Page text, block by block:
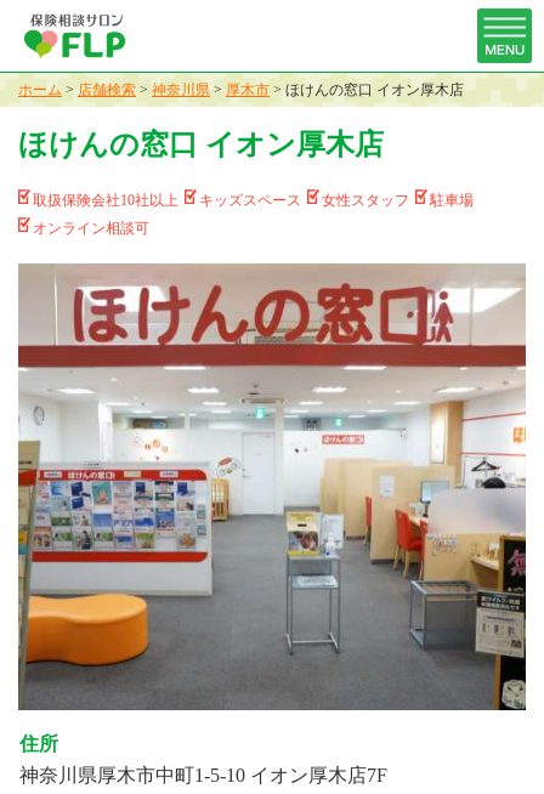
ホーム > 店舗検索 > 神奈川県 > 厚木市 > ほけんの窓口 イオン厚木店
ほけんの窓口 イオン厚木店
取扱保険会社10社以上 キッズスペース 女性スタッフ
駐車場
オンライン相談可
住所
神奈川県厚木市中町1-5-10 イオン厚木店7F